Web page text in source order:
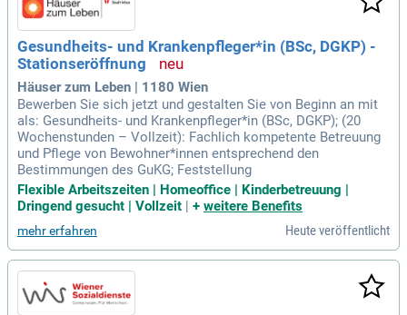
Gesundheits- und Krankenpfleger*in (BSc, DGKP) -
Stationseröffnung
Häuser zum Leben | 1180 Wien
Bewerben Sie sich jetzt und gestalten Sie von Beginn an mit
als: Gesundheits- und Krankenpfleger*in (BSc, DGKP); (20
Wochenstunden – Vollzeit): Fachlich kompetente Betreuung
und Pflege von Bewohner*innen entsprechend den
Bestimmungen des GuKG; Feststellung
Flexible Arbeitszeiten | Homeoffice | Kinderbetreuung |
Dringend gesucht | Vollzeit | + weitere Benefits
mehr erfahren Heute veröffentlicht